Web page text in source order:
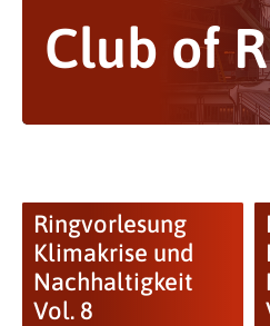
Club of
Ringvorlesung
Klimakrise und
Nachhaltigkeit
Vol. 8